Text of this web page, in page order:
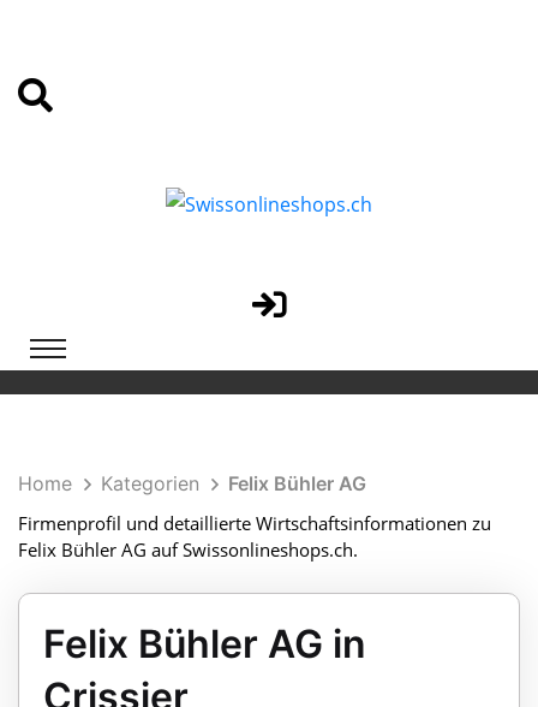
Home Kategorien
Felix Bühler AG
Firmenprofil und detaillierte Wirtschaftsinformationen zu
Felix Bühler AG auf Swissonlineshops.ch.
Felix Bühler AG in
Crissier